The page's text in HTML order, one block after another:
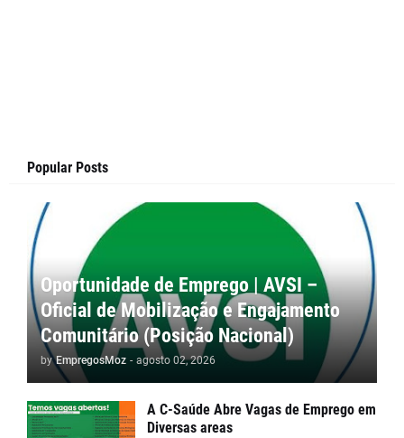
Popular Posts
Oportunidade de Emprego | AVSI –
Oficial de Mobilização e Engajamento
Comunitário (Posição Nacional)
by EmpregosMoz - agosto 02, 2026
A C-Saúde Abre Vagas de Emprego em
Diversas areas